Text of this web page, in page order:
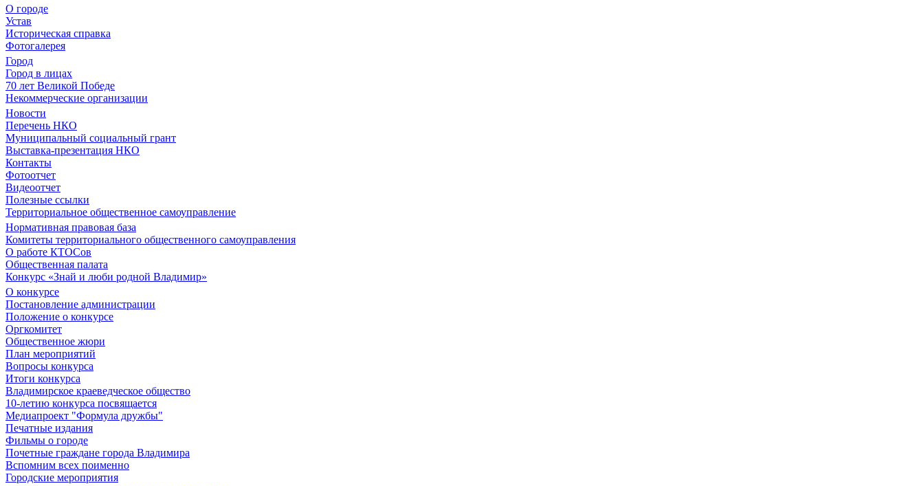
О городе
Устав
Историческая справка
Фотогалерея
Город
Город в лицах
70 лет Великой Победе
Некоммерческие организации
Новости
Перечень НКО
Муниципальный социальный грант
Выставка-презентация НКО
Контакты
Фотоотчет
Видеоотчет
Полезные ссылки
Территориальное общественное самоуправление
Нормативная правовая база
Комитеты территориального общественного самоуправления
О работе КТОСов
Общественная палата
Конкурс «Знай и люби родной Владимир»
О конкурсе
Постановление администрации
Положение о конкурсе
Оргкомитет
Общественное жюри
План мероприятий
Вопросы конкурса
Итоги конкурса
Владимирское краеведческое общество
10-летию конкурса посвящается
Медиапроект "Формула дружбы"
Печатные издания
Фильмы о городе
Почетные граждане города Владимира
Вспомним всех поименно
Городские мероприятия